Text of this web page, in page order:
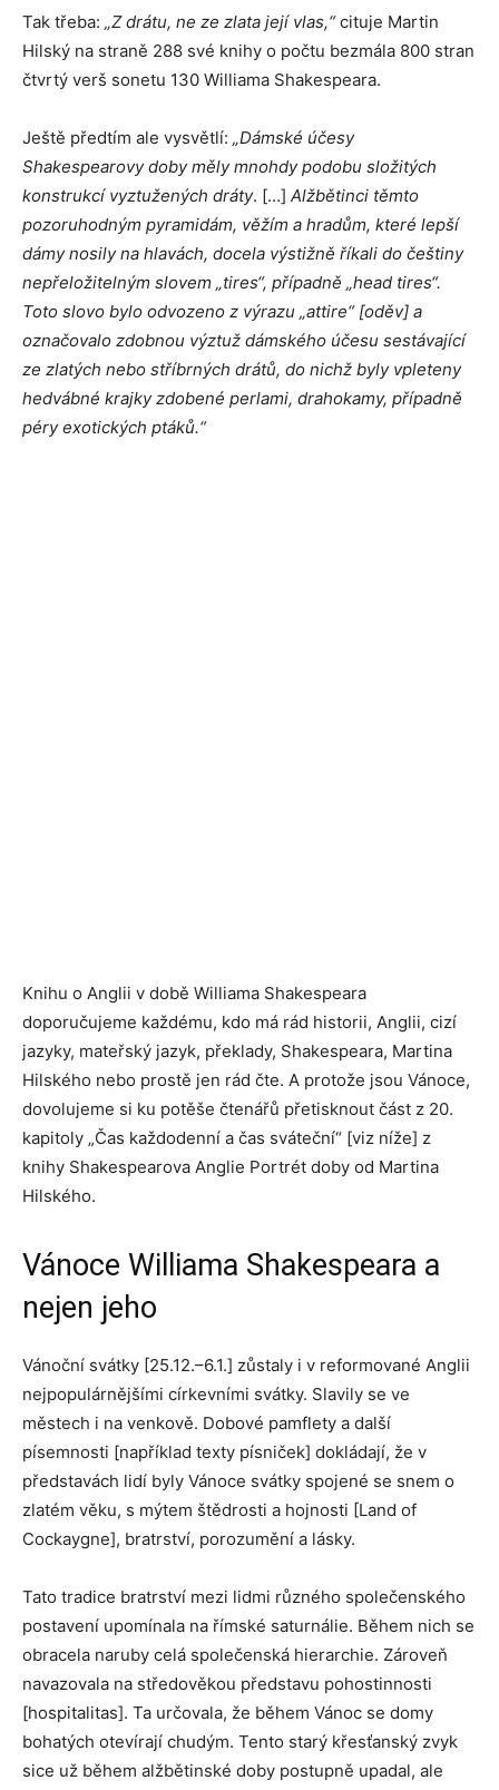
Tak třeba: „Z drátu, ne ze zlata její vlas,“cituje Martin
Hilský na straně 288 své knihy o počtu bezmála 800 stran
čtvrtý verš sonetu 130 Williama Shakespeara.
Ještě předtím ale vysvětlí: „Dámské účesy
Shakespearovy doby měly mnohdy podobu složitých
konstrukcí vyztužených dráty. […] Alžbětinci těmto
pozoruhodným pyramidám, věžím a hradům, které lepší
dámy nosily na hlavách, docela výstižně říkali do češtiny
nepřeložitelným slovem „tires“, případně „head tires“.
Toto slovo bylo odvozeno z výrazu „attire“ [oděv] a
označovalo zdobnou výztuž dámského účesu sestávající
ze zlatých nebo stříbrných drátů, do nichž byly vpleteny
hedvábné krajky zdobené perlami, drahokamy, případně
péry exotických ptáků.“
Knihu o Anglii v době Williama Shakespeara
doporučujeme každému, kdo má rád historii, Anglii, cizí
jazyky, mateřský jazyk, překlady, Shakespeara, Martina
Hilského nebo prostě jen rád čte. A protože jsou Vánoce,
dovolujeme si ku potěše čtenářů přetisknout část z 20.
kapitoly „Čas každodenní a čas sváteční“ [viz níže] z
knihy Shakespearova Anglie Portrét doby od Martina
Hilského.
Vánoce Williama Shakespeara a
nejen jeho
Vánoční svátky [25.12.–6.1.] zůstaly i v reformované Anglii
nejpopulárnějšími církevními svátky. Slavily se ve
městech i na venkově. Dobové pamflety a další
písemnosti [například texty písniček] dokládají, že v
představách lidí byly Vánoce svátky spojené se snem o
zlatém věku, s mýtem štědrosti a hojnosti [Land of
Cockaygne], bratrství, porozumění a lásky.
Tato tradice bratrství mezi lidmi různého společenského
postavení upomínala na římské saturnálie. Během nich se
obracela naruby celá společenská hierarchie. Zároveň
navazovala na středověkou představu pohostinnosti
[hospitalitas]. Ta určovala, že během Vánoc se domy
bohatých otevírají chudým. Tento starý křesťanský zvyk
sice už během alžbětinské doby postupně upadal, ale